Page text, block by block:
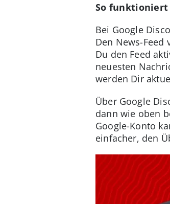
So funktioniert
Bei Google
Den News-
Du den Feed
neuesten
werden Dir
Über Google
dann wie oben
Google-Konto
einfacher, den